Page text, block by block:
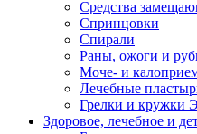
Средства
Спринцовки
Спирали
Раны, ожоги и
Моче- и
Лечебные
Грелки и кружки
Здоровое, лечебное и